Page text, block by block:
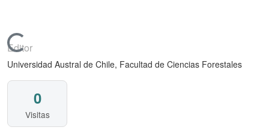
Cargando...
Editor
Universidad Austral de Chile, Facultad de Ciencias Forestales
0
Visitas